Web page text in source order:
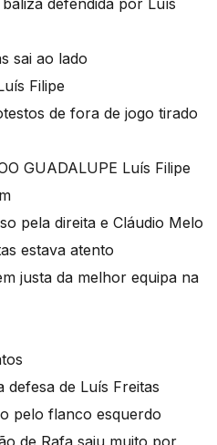
defendida por Luís
sai ao lado
Filipe
de fora de jogo tirado
GUADALUPE Luís Filipe
pela direita e Cláudio Melo
estava atento
justa da melhor equipa na
defesa de Luís Freitas
pelo flanco esquerdo